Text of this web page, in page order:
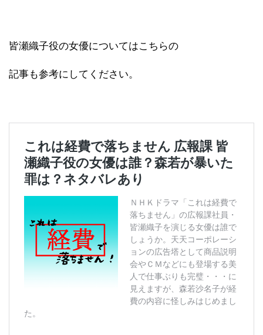
皆瀬織子役の女優についてはこちらの
記事も参考にしてください。